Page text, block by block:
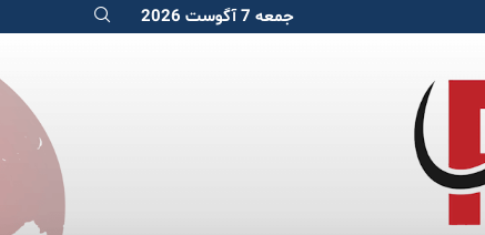
جمعه 7 آگوست 2026